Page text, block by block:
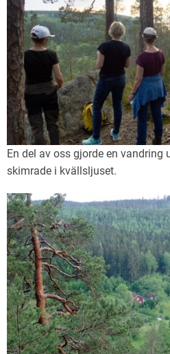
En del av oss gjorde en vandring
skimrade i kvällsljuset.